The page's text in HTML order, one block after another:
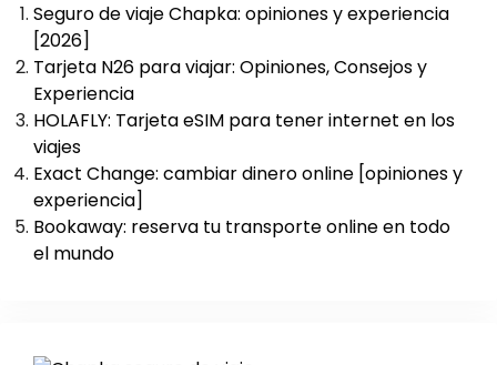
Seguro de viaje Chapka: opiniones y experiencia
[2026]
Tarjeta N26 para viajar: Opiniones, Consejos y
Experiencia
HOLAFLY: Tarjeta eSIM para tener internet en los
viajes
Exact Change: cambiar dinero online [opiniones y
experiencia]
Bookaway: reserva tu transporte online en todo
el mundo